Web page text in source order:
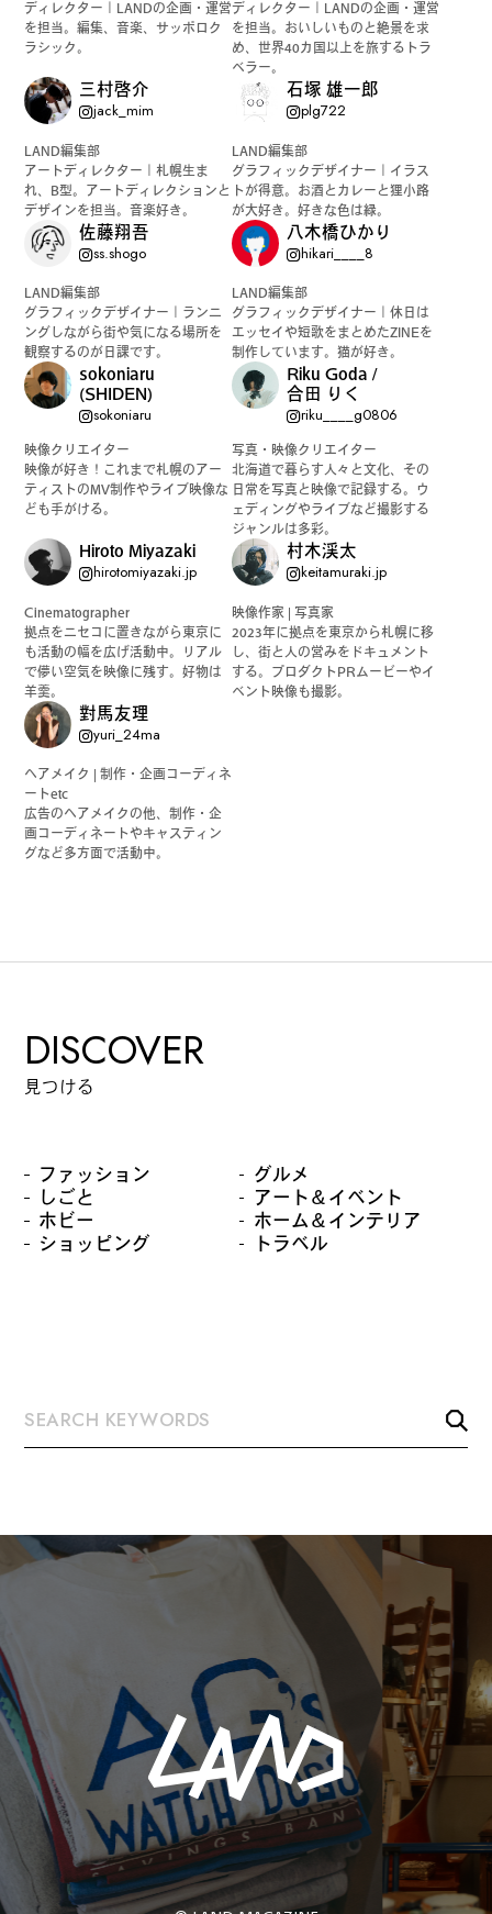
ショッピング
FOLLOW US
公式SNSはこちら
Instagra
m
Threads
JOIN US !
やりとりできる場所。おすすめのお店や特集してほし
ディレクター｜LANDの企画・運営
を担当。編集、音楽、サッポロク
ラシック。
ディレクター｜LANDの企画・運営
を担当。おいしいものと絶景を求
め、世界40カ国以上を旅するトラ
ベラー。
三村啓介
jack_mim
LAND編集部
アートディレクター｜札幌生ま
れ、B型。アートディレクションと
デザインを担当。音楽好き。
石塚 雄一郎
plg722
LAND編集部
グラフィックデザイナー｜イラス
トが得意。お酒とカレーと狸小路
が大好き。好きな色は緑。
佐藤翔吾
ss.shogo
LAND編集部
グラフィックデザイナー｜ランニ
ングしながら街や気になる場所を
観察するのが日課です。
八木橋ひかり
hikari____8
LAND編集部
グラフィックデザイナー｜休日は
エッセイや短歌をまとめたZINEを
制作しています。猫が好き。
sokoniaru
(SHIDEN)
sokoniaru
映像クリエイター
映像が好き！これまで札幌のアー
ティストのMV制作やライブ映像な
ども手がける。
Riku Goda /
合田 りく
riku____g0806
写真・映像クリエイター
北海道で暮らす人々と文化、その
日常を写真と映像で記録する。ウ
ェディングやライブなど撮影する
ジャンルは多彩。
Hiroto Miyazaki
hirotomiyazaki.jp
Cinematographer
拠点をニセコに置きながら東京に
も活動の幅を広げ活動中。リアル
で儚い空気を映像に残す。好物は
羊羹。
村木渓太
keitamuraki.jp
映像作家 | 写真家
2023年に拠点を東京から札幌に移
し、街と人の営みをドキュメント
する。プロダクトPRムービーやイ
ベント映像も撮影。
對馬友理
yuri_24ma
ヘアメイク | 制作・企画コーディネ
ートetc
広告のヘアメイクの他、制作・企
画コーディネートやキャスティン
グなど多方面で活動中。
DISCOVER
見つける
ファッション
グルメ
しごと
アート＆イベント
ホビー
ホーム＆インテリア
ショッピング
トラベル